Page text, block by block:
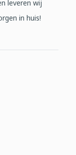
leveren wij
in huis!